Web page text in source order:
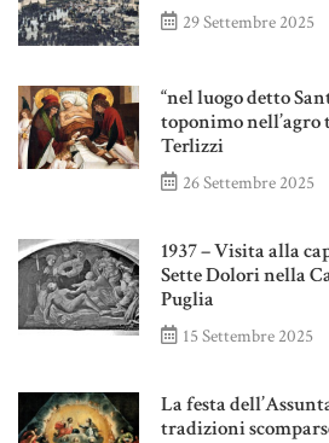
29 Settembre 2025
“nel luogo detto
toponimo nell’agro
Terlizzi
26 Settembre 2025
1937 – Visita alla
Sette Dolori nella
Puglia
15 Settembre 2025
La festa
tradizioni